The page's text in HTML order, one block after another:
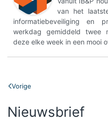
van het
informatiebeveiliging en
werkdag gemiddeld twee
deze elke week in een mooi
Vorige
Nieuwsbrief